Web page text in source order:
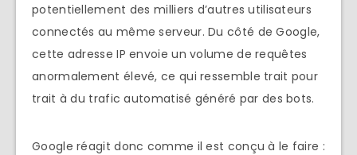
potentiellement des milliers d’autres utilisateurs
connectés au même serveur. Du côté de Google,
cette adresse IP envoie un volume de requêtes
anormalement élevé, ce qui ressemble trait pour
trait à du trafic automatisé généré par des bots.
Google réagit donc comme il est conçu à le faire :